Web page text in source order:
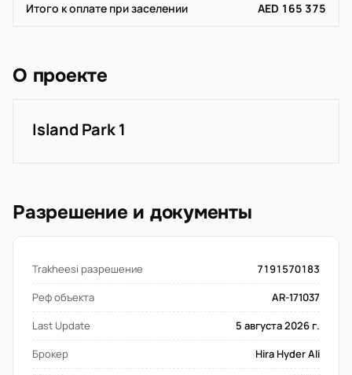
Итого к оплате при заселении AED 165 375
О проекте
Island Park 1
Разрешение и документы
Trakheesi разрешение
7191570183
Реф объекта
AR-171037
Last Update
5 августа 2026 г.
Брокер
Hira Hyder Ali